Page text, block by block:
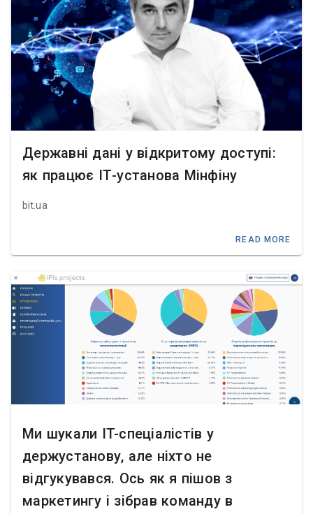
Державні дані у відкритому доступі:
як працює ІТ-установа Мінфіну
bit.uа
READ MORE
Ми шукали IT-спеціалістів у
держустанову, але ніхто не
відгукувався. Ось як я пішов з
маркетингу і зібрав команду в